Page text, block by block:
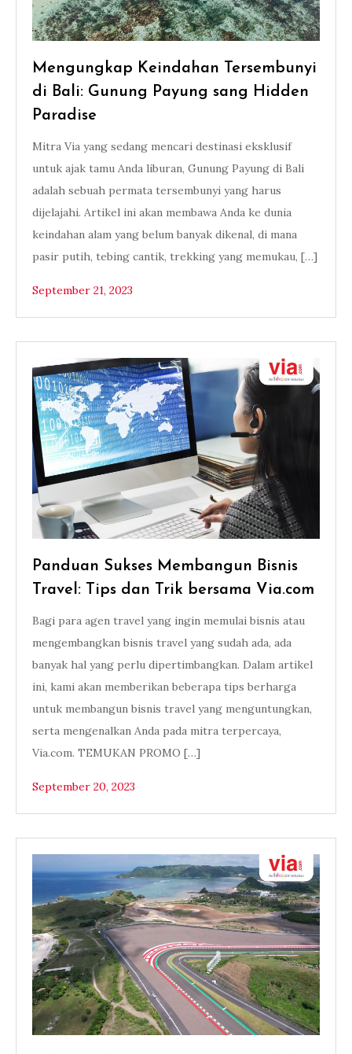
Mengungkap Keindahan Tersembunyi
di Bali: Gunung Payung sang Hidden
Paradise
Mitra Via yang sedang mencari destinasi eksklusif
untuk ajak tamu Anda liburan, Gunung Payung di Bali
adalah sebuah permata tersembunyi yang harus
dijelajahi. Artikel ini akan membawa Anda ke dunia
keindahan alam yang belum banyak dikenal, di mana
pasir putih, tebing cantik, trekking yang memukau, […]
September 21, 2023
Panduan Sukses Membangun Bisnis
Travel: Tips dan Trik bersama Via.com
Bagi para agen travel yang ingin memulai bisnis atau
mengembangkan bisnis travel yang sudah ada, ada
banyak hal yang perlu dipertimbangkan. Dalam artikel
ini, kami akan memberikan beberapa tips berharga
untuk membangun bisnis travel yang menguntungkan,
serta mengenalkan Anda pada mitra terpercaya,
Via.com. TEMUKAN PROMO […]
September 20, 2023